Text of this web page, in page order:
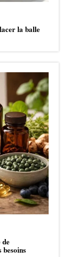
la balle